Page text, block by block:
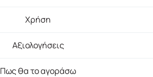
Χρήση
Αξιολογήσεις
Πως θα το αγοράσω